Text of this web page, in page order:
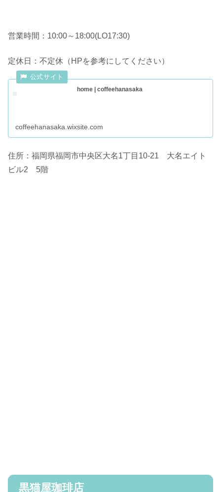
営業時間：10:00～18:00(LO17:30)
定休日：不定休（HPを参考にしてください）
home | coffeehanasaka
coffeehanasaka.wixsite.com
住所：福岡県福岡市中央区大名1丁目10-21 大名エイト
ビル2 5階
黒猫屋珈琲店